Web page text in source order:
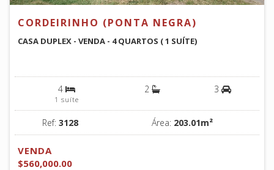
CORDEIRINHO (PONTA NEGRA)
CASA DUPLEX - VENDA - 4 QUARTOS ( 1 SUÍTE)
4
1 suíte
2 3
Ref: 3128 Área: 203.01m²
VENDA
$560,000.00